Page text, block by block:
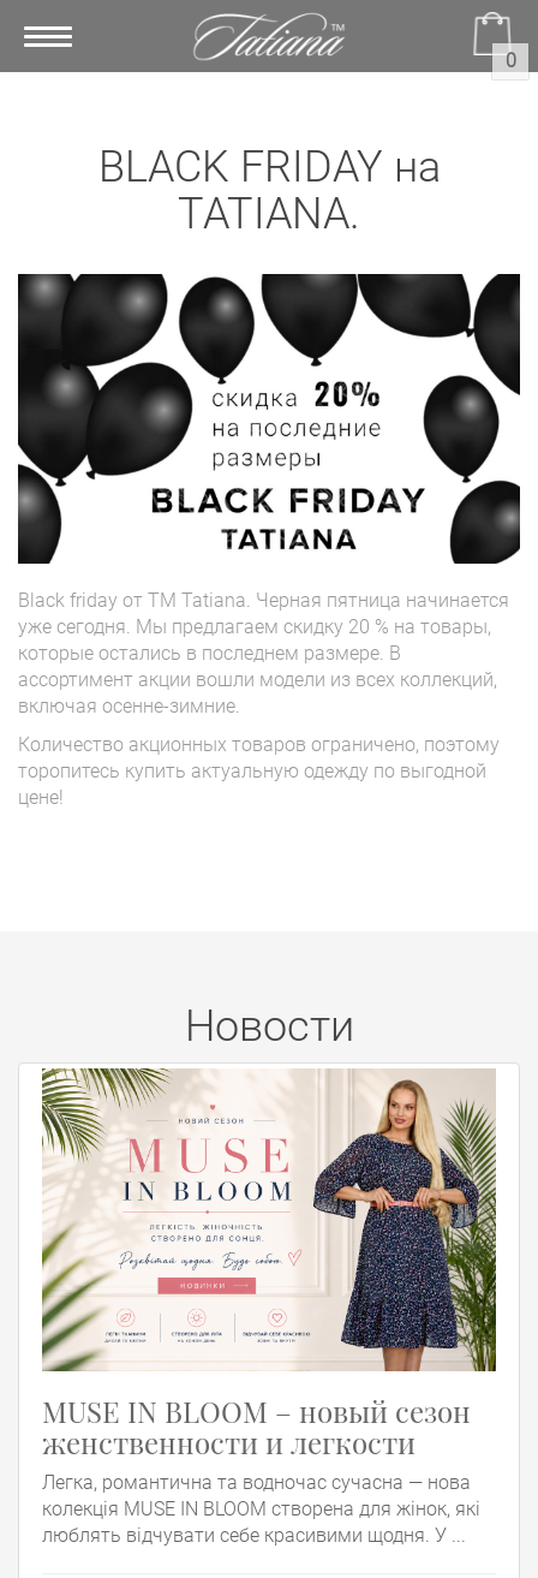
Toggle
0
BLACK FRIDAY на
TATIANA.
Black friday от TM Tatiana. Черная пятница начинается
уже сегодня. Мы предлагаем скидку 20 % на товары,
которые остались в последнем размере. В
ассортимент акции вошли модели из всех коллекций,
включая осенне-зимние.
Количество акционных товаров ограничено, поэтому
торопитесь купить актуальную одежду по выгодной
цене!
Новости
MUSE IN BLOOM – новый сезон
женственности и легкости
Легка, романтична та водночас сучасна — нова
колекція MUSE IN BLOOM створена для жінок, які
люблять відчувати себе красивими щодня. У ...